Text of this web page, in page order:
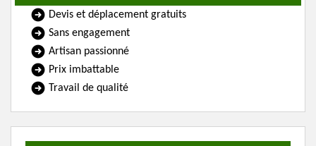
Devis et déplacement gratuits
Sans engagement
Artisan passionné
Prix imbattable
Travail de qualité